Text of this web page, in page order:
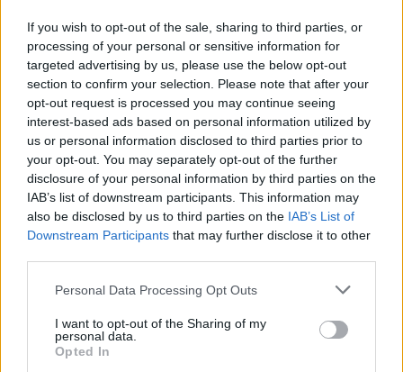
If you wish to opt-out of the sale, sharing to third parties, or
processing of your personal or sensitive information for
targeted advertising by us, please use the below opt-out
section to confirm your selection. Please note that after your
opt-out request is processed you may continue seeing
interest-based ads based on personal information utilized by
us or personal information disclosed to third parties prior to
your opt-out. You may separately opt-out of the further
disclosure of your personal information by third parties on the
IAB’s list of downstream participants. This information may
also be disclosed by us to third parties on the IAB’s List of
Downstream Participants that may further disclose it to other
Please note that this website/app uses one or more Google
not limited to your visit or usage behaviour. You may click to
grant or deny consent to Google and its third-party tags to
use your data for below specified purposes in below Google
Personal Data Processing Opt Outs
I want to opt-out of the Sharing of my
personal data.
Opted In
karrierjével kapcsolatban, amennyiben Max
Verstappen elhagyná a Red Bull csapatát.
A brit szakértő szerint ugyanis Russell ugyan
eredményes munkát végez a Mercedes színeiben,
pozíciója mégsem tekinthető bebetonozottnak.
Video
Player
This
is
modal
window.
The media could not be loaded, either because